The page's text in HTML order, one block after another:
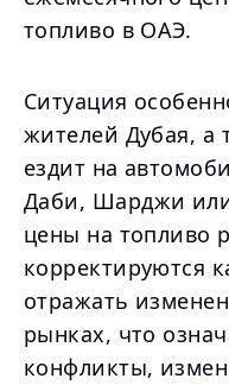
топливо в ОАЭ.
Ситуация
жителей Дубая, а
ездит на
Даби, Шарджи
цены на топливо
корректируются
отражать
рынках, что
конфликты,